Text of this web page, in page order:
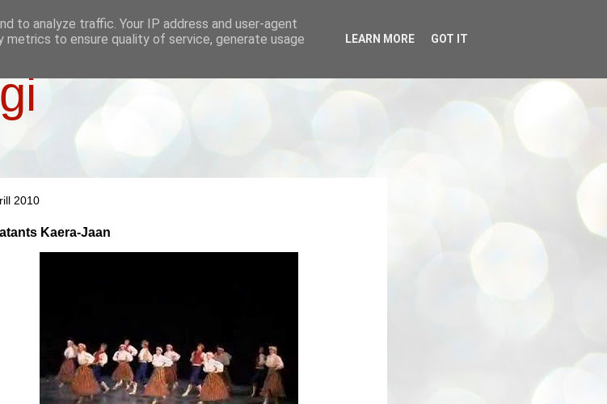
2010
Kaera-Jaan
to analyze traffic. Your IP address and user-agent
to ensure quality of service, generate usage
LEARN MORE GOT IT